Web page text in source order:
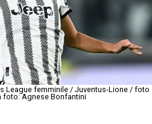
League femminile / Juventus-Lione / foto
foto: Agnese Bonfantini